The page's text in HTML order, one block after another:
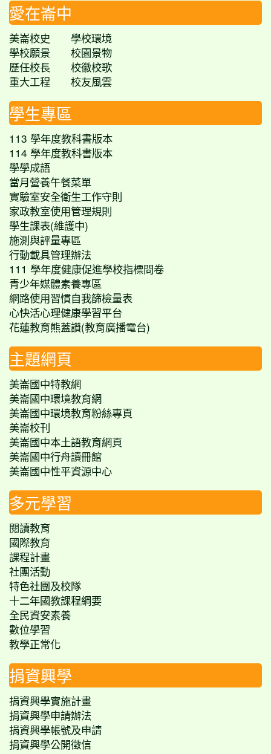
愛在崙中
美崙校史
學校環境
學校願景
校園景物
歷任校長
校徽校歌
重大工程
校友風雲
學生專區
113 學年度教科書版本
114 學年度教科書版本
學學成語
當月營養午餐菜單
實驗室安全衛生工作守則
家政教室使用管理規則
學生課表(維護中)
施測與評量專區
行動載具管理辦法
111 學年度健康促進學校指標問卷
青少年媒體素養專區
網路使用習慣自我篩檢量表
心快活心理健康學習平台
花蓮教育熊蓋讚(教育廣播電台)
主題網頁
美崙國中特教網
美崙國中環境教育網
美崙國中環境教育粉絲專頁
美崙校刊
美崙國中本土語教育網頁
美崙國中行舟讀冊館
美崙國中性平資源中心
多元學習
閱讀教育
國際教育
課程計畫
社團活動
特色社團及校隊
十二年國教課程綱要
全民資安素養
數位學習
教學正常化
捐資興學
捐資興學實施計畫
捐資興學申請辦法
捐資興學帳號及申請
捐資興學公開徵信